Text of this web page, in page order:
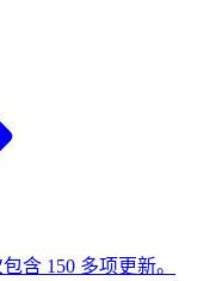
含 150 多项更新。